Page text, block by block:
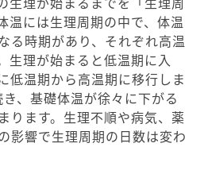
温には生理周期の中で、体温
る時期があり、それぞれ高温
生理が始まると低温期に入
低温期から高温期に移行しま
、基礎体温が徐々に下がる
ります。生理不順や病気、薬
影響で生理周期の日数は変わ